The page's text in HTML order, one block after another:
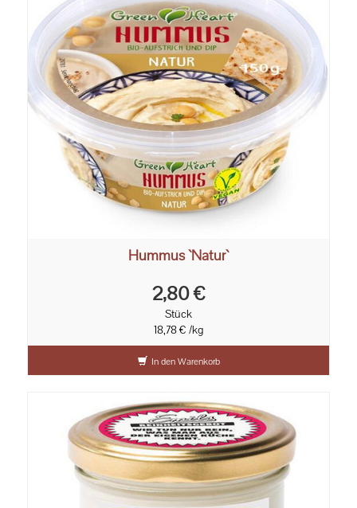
Hummus `Natur`
2,80 €
Stück
18,78 € /kg
In den Warenkorb